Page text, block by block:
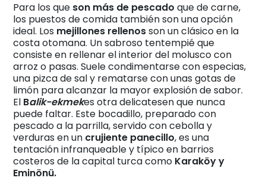
Para los que son más de pescado que de carne,
los puestos de comida también son una opción
ideal. Los mejillones rellenosson un clásico en la
costa otomana. Un sabroso tentempié que
consiste en rellenar el interior del molusco con
arroz o pasas. Suele condimentarse con especias,
una pizca de sal y rematarse con unas gotas de
limón para alcanzar la mayor explosión de sabor.
El Balik-ekmekes otra delicatesen que nunca
puede faltar. Este bocadillo, preparado con
pescado a la parrilla, servido con cebolla y
verduras en un crujiente panecillo, es una
tentación infranqueable y típico en barrios
costeros de la capital turca como Karaköy y
Eminönü.